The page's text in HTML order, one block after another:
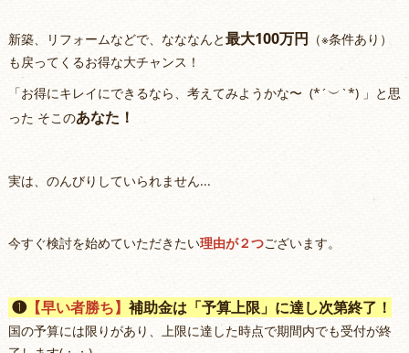
新築、リフォームなどで、なななんと最大100万円（※条件あり）
も戻ってくるお得な大チャンス！
「お得にキレイにできるなら、考えてみようかな〜 (*´︶`*) 」と思
った そこのあなた！
実は、のんびりしていられません...
今すぐ検討を始めていただきたい理由が２つございます。
❶【早い者勝ち】 補助金は「予算上限」に達し次第終了！
国の予算には限りがあり、上限に達した時点で期間内でも受付が終